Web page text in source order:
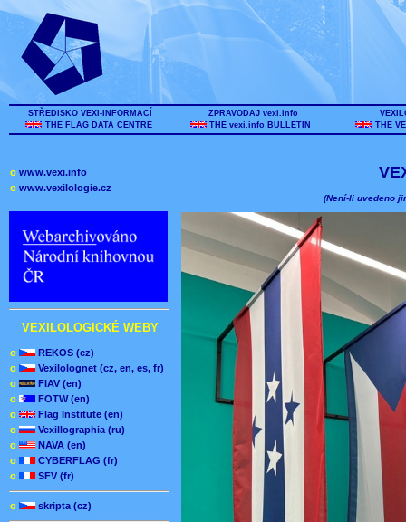
STŘEDISKO VEXI-INFORMACÍ
THE FLAG DATA CENTRE
ZPRAVODAJ vexi.info
THE vexi.info BULLETIN
THE
o www.vexi.info
o www.vexilologie.cz
VEXILOLOGICKÉ WEBY
o
REKOS (cz)
o
Vexilolognet (cz, en, es, fr)
o
FIAV (en)
o
FOTW (en)
o
Flag Institute (en)
o
Vexillographia (ru)
o
NAVA (en)
o
CYBERFLAG (fr)
o
SFV (fr)
o skripta (cz)
(Není-li uvedeno